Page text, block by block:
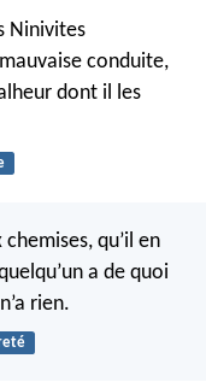
Ninivites
conduite,
dont il les
chemises, qu’il en
a de quoi
rien.